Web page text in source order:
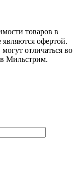
товаров в
офертой.
отличаться во
Мильстрим.